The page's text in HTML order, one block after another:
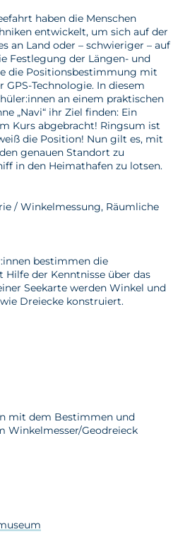
haben die Menschen
entwickelt, um sich auf der
an Land oder – schwieriger – auf
Festlegung der Längen- und
die Positionsbestimmung mit
GPS-Technologie. In diesem
an einem praktischen
„Navi“ ihr Ziel finden: Ein
Kurs abgebracht! Ringsum ist
die Position! Nun gilt es, mit
genauen Standort zu
in den Heimathafen zu lotsen.
/ Winkelmessung, Räumliche
bestimmen die
der Kenntnisse über das
Seekarte werden Winkel und
Dreiecke konstruiert.
mit dem Bestimmen und
Winkelmesser/Geodreieck